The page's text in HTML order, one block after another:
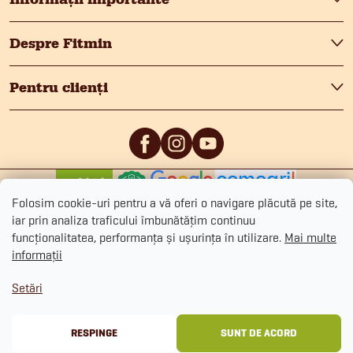
Folosim cookie-uri pentru a vă oferi o navigare plăcută pe site,
iar prin analiza traficului îmbunătățim continuu
funcționalitatea, performanța și ușurința în utilizare. Mai multe
informații
Setări
RESPINGE SUNT DE ACORD
s
o
Despre Fitmin
Pentru clienți
0/5 0/5
Termeni și Condiții GeneraleInformații despre cookie